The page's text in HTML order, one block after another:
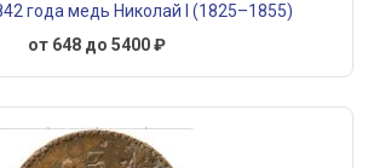
года медь Николай I (1825–1855)
от 648 до 5400 ₽